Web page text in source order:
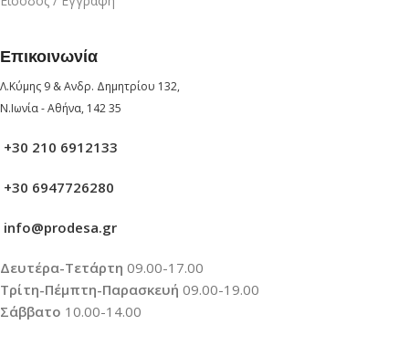
Επικοινωνία
Λ.Κύμης 9 & Ανδρ. Δημητρίου 132,
Ν.Ιωνία - Αθήνα, 142 35
+30 210 6912133
+30 6947726280
info@prodesa.gr
Δευτέρα-Τετάρτη 09.00-17.00
Τρίτη-Πέμπτη-Παρασκευή 09.00-19.00
Σάββατο 10.00-14.00